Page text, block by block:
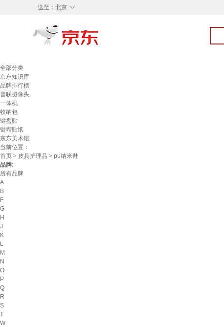
◇
送至： 北京
全部分类
京东知识库
品牌排行榜
普联摄像头
一体机
收纳包
键盘贴
键帽贴纸
京东美术馆
当前位置：
首页 > 皮具护理品 > pu纳米鞋
品牌:
所有品牌
A
B
F
G
H
J
K
L
M
N
O
P
Q
R
S
T
W